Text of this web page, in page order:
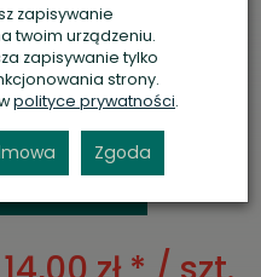
szt.)
zapisywanie
twoim urządzeniu.
zapisywanie tylko
strony.
polityce prywatności.
Zgoda